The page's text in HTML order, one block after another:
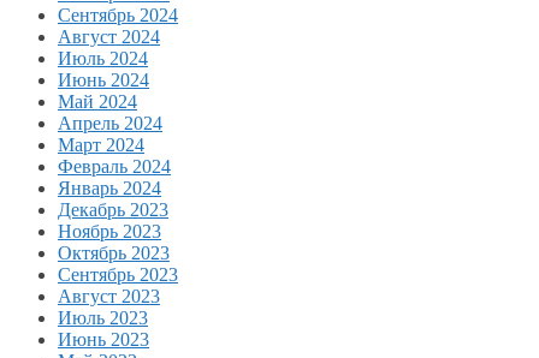
Сентябрь 2024
Август 2024
Июль 2024
Июнь 2024
Май 2024
Апрель 2024
Март 2024
Февраль 2024
Январь 2024
Декабрь 2023
Ноябрь 2023
Октябрь 2023
Сентябрь 2023
Август 2023
Июль 2023
Июнь 2023